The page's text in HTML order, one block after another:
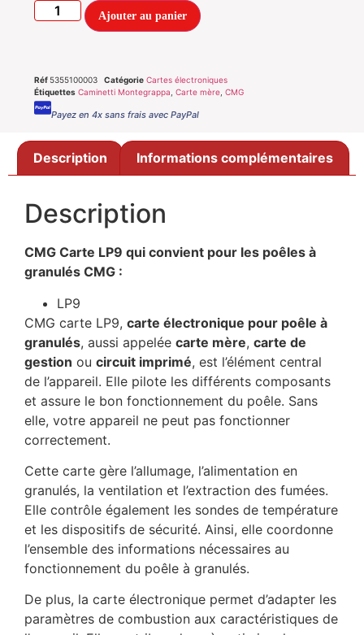
Ajouter au panier
Réf 5355100003 Catégorie Cartes électroniques
Étiquettes Caminetti Montegrappa Carte mère CMG
Payez en 4x sans frais avec PayPal
Description Informations complémentaires
Description
CMG Carte LP9 qui convient pour les poêles à
granulés CMG :
LP9
CMG carte LP9, carte électronique pour poêle à
granulés, aussi appelée carte mère, carte de
gestion ou circuit imprimé, est l’élément central
de l’appareil. Elle pilote les différents composants
et assure le bon fonctionnement du poêle. Sans
elle, votre appareil ne peut pas fonctionner
correctement.
Cette carte gère l’allumage, l’alimentation en
granulés, la ventilation et l’extraction des fumées.
Elle contrôle également les sondes de température
et les dispositifs de sécurité. Ainsi, elle coordonne
l’ensemble des informations nécessaires au
fonctionnement du poêle à granulés.
De plus, la carte électronique permet d’adapter les
paramètres de combustion aux caractéristiques de